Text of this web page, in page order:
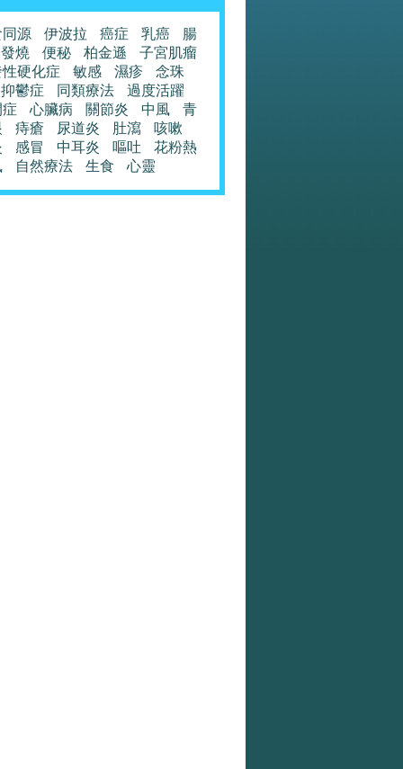
源 伊波拉 癌症 乳癌
腸
發燒
便秘 柏金遜
子宮肌瘤
硬化症
敏感 濕疹
念珠
抑鬱症
同類療法
過度活躍
心臟病 關節炎 中風
青
痔瘡 尿道炎 肚瀉
咳嗽
感冒 中耳炎 嘔吐
花粉熱
自然療法 生食 心靈